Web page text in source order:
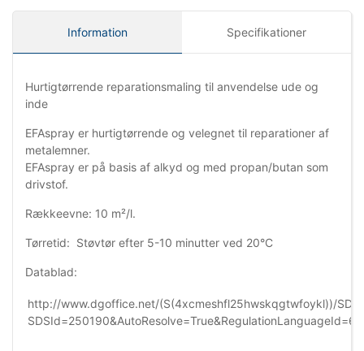
Information Specifikationer
Hurtigtørrende reparationsmaling til anvendelse ude og
inde
EFAspray er hurtigtørrende og velegnet til reparationer af
metalemner.
EFAspray er på basis af alkyd og med propan/butan som
drivstof.
Rækkeevne: 10 m²/l.
Tørretid: Støvtør efter 5-10 minutter ved 20°C
Datablad:
http://www.dgoffice.net/(S(4xcmeshfl25hwskqgtwfoykl))/
SDSId=250190&AutoResolve=True&RegulationLanguageId=6